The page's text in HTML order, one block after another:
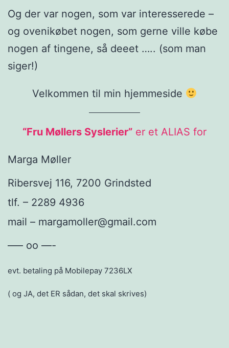
Og der var nogen, som var interesserede –
og ovenikøbet nogen, som gerne ville købe
nogen af tingene, så deeet ….. (som man
siger!)
Velkommen til min hjemmeside
“Fru Møllers Syslerier” er et ALIAS for
Marga Møller
Ribersvej 116, 7200 Grindsted
tlf. – 2289 4936
mail – margamoller@gmail.com
—– oo —-
evt. betaling på Mobilepay 7236LX
( og JA, det ER sådan, det skal skrives)